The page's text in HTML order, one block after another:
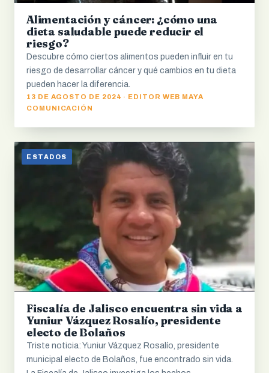
Alimentación y cáncer: ¿cómo una
dieta saludable puede reducir el
riesgo?
Descubre cómo ciertos alimentos pueden influir en tu
riesgo de desarrollar cáncer y qué cambios en tu dieta
pueden hacer la diferencia.
13 DE AGOSTO DE 2024 · EDITOR WEB MAYA
COMUNICACIÓN
ESTADOS
Fiscalía de Jalisco encuentra sin vida a
Yuniur Vázquez Rosalío, presidente
electo de Bolaños
Triste noticia: Yuniur Vázquez Rosalío, presidente
municipal electo de Bolaños, fue encontrado sin vida.